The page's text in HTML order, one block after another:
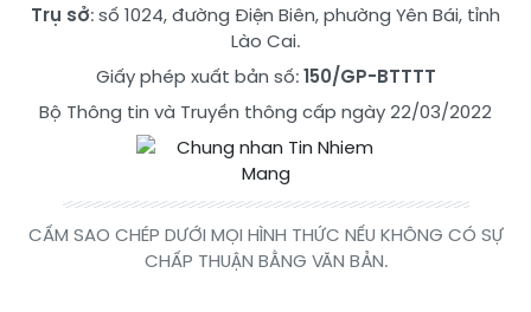
Trụ sở: số 1024, đường Điện Biên, phường Yên Bái, tỉnh
Lào Cai.
Giấy phép xuất bản số:150/GP-BTTTT
Bộ Thông tin và Truyền thông cấp ngày 22/03/2022
CẤM SAO CHÉP DƯỚI MỌI HÌNH THỨC NẾU KHÔNG CÓ SỰ
CHẤP THUẬN BẰNG VĂN BẢN.